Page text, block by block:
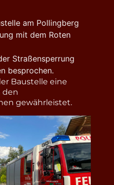
am Pollingberg
mit dem Roten
Straßensperrung
besprochen.
Baustelle eine
den
gewährleistet.